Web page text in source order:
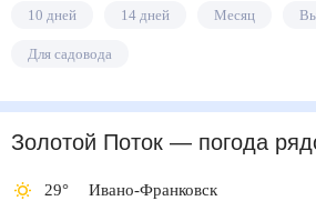
10 дней 14 дней Месяц
Для садовода
Золотой Поток— погода
29° Ивано-Франковск